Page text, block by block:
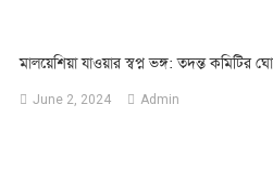
মালয়েশিয়া যাওয়ার স্বপ্ন ভঙ্গ: তদন্ত কমিটির
June 2, 2024 Admin